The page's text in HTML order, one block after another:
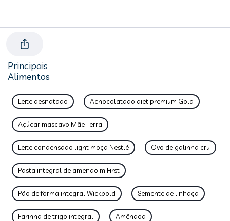
Principais
Alimentos
Leite desnatado Achocolatado diet premium Gold
Açúcar mascavo Mãe Terra
Leite condensado light moça Nestlé Ovo de galinha cru
Pasta integral de amendoim First
Pão de forma integral Wickbold Semente de linhaça
Farinha de trigo integral Amêndoa